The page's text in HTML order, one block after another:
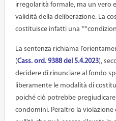
irregolarità formale, ma un vero
validità della deliberazione. La
costituisce infatti una
La sentenza richiama
(Cass. ord. 9388 del 5.4.2023),
decidere di rinunciare al fondo
liberamente le modalità di
poiché ciò potrebbe
condomini. Peraltro la